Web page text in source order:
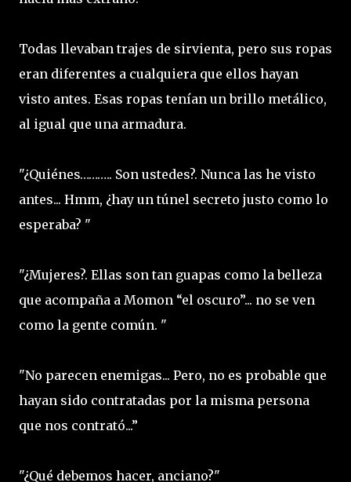
Todas llevaban trajes de sirvienta, pero sus ropas
eran diferentes a cualquiera que ellos hayan
visto antes. Esas ropas tenían un brillo metálico,
al igual que una armadura.
"¿Quiénes……….. Son ustedes?. Nunca las he visto
antes... Hmm, ¿hay un túnel secreto justo como lo
esperaba? "
"¿Mujeres?. Ellas son tan guapas como la belleza
que acompaña a Momon “el oscuro”... no se ven
como la gente común. "
"No parecen enemigas... Pero, no es probable que
hayan sido contratadas por la misma persona
que nos contrató...”
"¿Qué debemos hacer, anciano?"